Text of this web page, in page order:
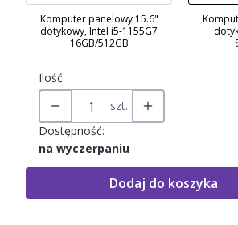
Komputer panelowy 15.6"
dotykowy, Intel i5-1155G7
16GB/512GB
Ilość
szt.
Dostępność:
na wyczerpaniu
Dodaj do koszyka